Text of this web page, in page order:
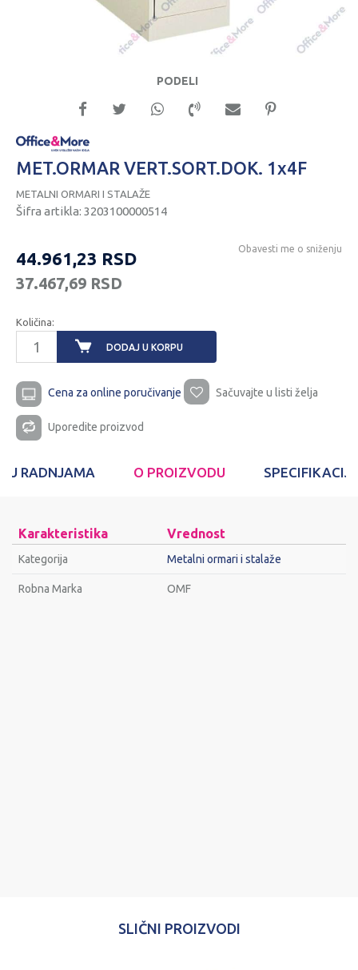
PODELI
MET.ORMAR VERT.SORT.DOK. 1x4F
METALNI ORMARI I STALAŽE
Šifra artikla: 3203100000514
44.961,23 RSD
37.467,69 RSD
Obavesti me o sniženju
Količina:
DODAJ U KORPU
Cena za online poručivanje Sačuvajte u listi želja
Uporedite proizvod
U RADNJAMA O PROIZVODU
Karakteristika Vrednost
Kategorija Metalni ormari i stalaže
Robna Marka OMF
SLIČNI PROIZVODI